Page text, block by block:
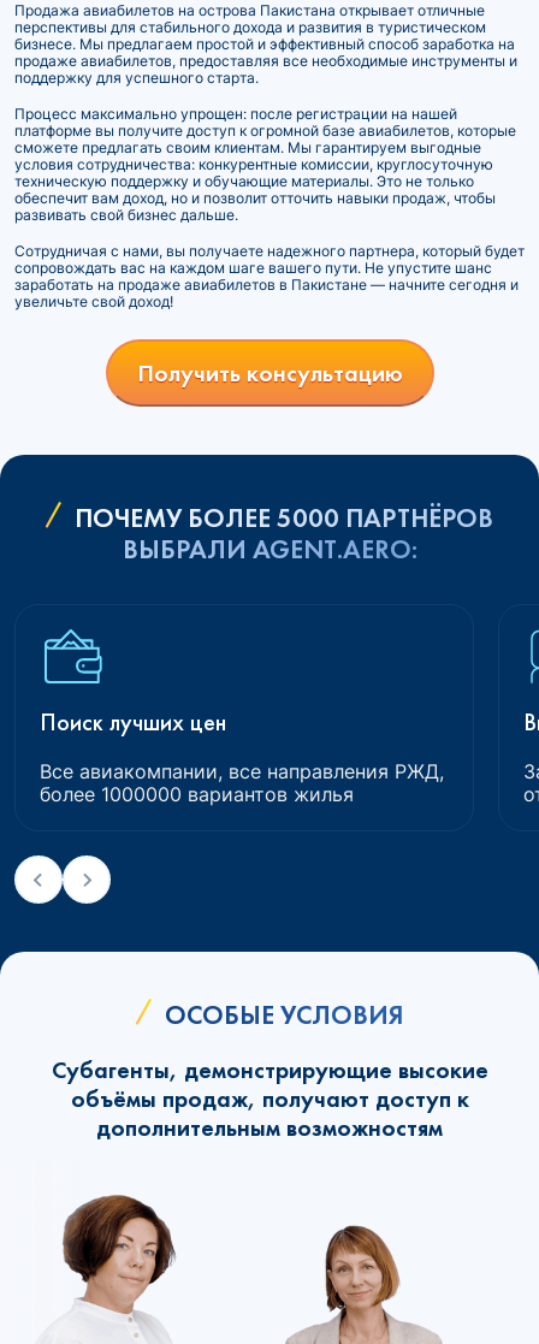
Продажа авиабилетов на острова Пакистана открывает отличные
перспективы для стабильного дохода и развития в туристическом
бизнесе. Мы предлагаем простой и эффективный способ заработка на
продаже авиабилетов, предоставляя все необходимые инструменты и
поддержку для успешного старта.
Процесс максимально упрощен: после регистрации на нашей
платформе вы получите доступ к огромной базе авиабилетов, которые
сможете предлагать своим клиентам. Мы гарантируем выгодные
условия сотрудничества: конкурентные комиссии, круглосуточную
техническую поддержку и обучающие материалы. Это не только
обеспечит вам доход, но и позволит отточить навыки продаж, чтобы
развивать свой бизнес дальше.
Сотрудничая с нами, вы получаете надежного партнера, который будет
сопровождать вас на каждом шаге вашего пути. Не упустите шанс
заработать на продаже авиабилетов в Пакистане — начните сегодня и
увеличьте свой доход!
Получить консультацию
ПОЧЕМУ БОЛЕЕ 5000 ПАРТНЁРОВ
ВЫБРАЛИ AGENT.AERO:
Поиск лучших цен
Все авиакомпании, все направления РЖД,
более 1000000 вариантов жилья
ОСОБЫЕ УСЛОВИЯ
Субагенты, демонстрирующие высокие
объёмы продаж, получают доступ к
дополнительным возможностям